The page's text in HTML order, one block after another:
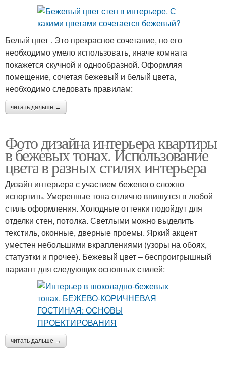
Белый цвет . Это прекрасное сочетание, но его
необходимо умело использовать, иначе комната
покажется скучной и однообразной. Оформляя
помещение, сочетая бежевый и белый цвета,
необходимо следовать правилам:
читать дальше →
Фото дизайна интерьера квартиры
в бежевых тонах. Использование
цвета в разных стилях интерьера
Дизайн интерьера с участием бежевого сложно
испортить. Умеренные тона отлично впишутся в любой
стиль оформления. Холодные оттенки подойдут для
отделки стен, потолка. Светлыми можно выделить
текстиль, оконные, дверные проемы. Яркий акцент
уместен небольшими вкраплениями (узоры на обоях,
статуэтки и прочее). Бежевый цвет – беспроигрышный
вариант для следующих основных стилей:
читать дальше →